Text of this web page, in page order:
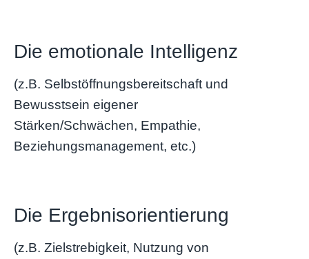
Die emotionale Intelligenz
(z.B. Selbstöffnungsbereitschaft und
Bewusstsein eigener
Stärken/Schwächen, Empathie,
Beziehungsmanagement, etc.)
Die Ergebnisorientierung
(z.B. Zielstrebigkeit, Nutzung von